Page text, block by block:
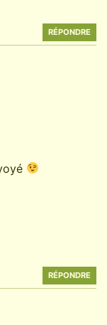
RÉPONDRE
RÉPONDRE